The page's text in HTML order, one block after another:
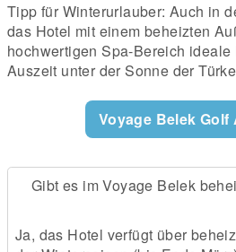
Tipp für Winterurlauber: Auch in
das Hotel mit einem beheizten
hochwertigen Spa-Bereich
Auszeit unter der Sonne der
Voyage Belek Golf
Gibt es im Voyage Belek
Ja, das Hotel verfügt über